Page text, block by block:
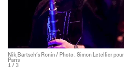
Nik Bärtsch’s Ronin / Photo : Simon Letellier
Paris
1 / 3